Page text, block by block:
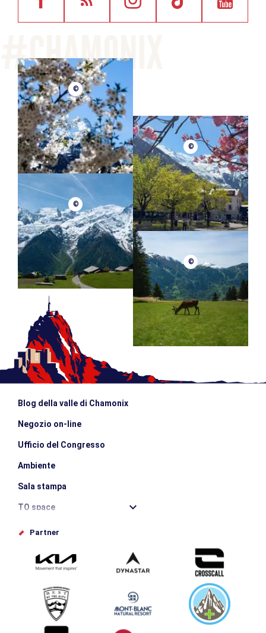
©
©
©
©
Blog della valle di Chamonix
Negozio on-line
Ufficio del Congresso
Ambiente
Sala stampa
TO space
Offices de tourisme
Inviate il vostro evento
Service groupes et séminaires
Scaricare
Partner